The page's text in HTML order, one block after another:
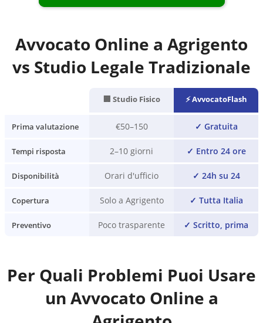
Avvocato Online a Agrigento
vs Studio Legale Tradizionale
🏢 Studio Fisico ⚡ AvvocatoFlash
Prima valutazione €50–150 ✓ Gratuita
Tempi risposta 2–10 giorni ✓ Entro 24 ore
Disponibilità Orari d'ufficio ✓ 24h su 24
Copertura Solo a Agrigento ✓ Tutta Italia
Preventivo Poco trasparente ✓ Scritto, prima
Per Quali Problemi Puoi Usare
un Avvocato Online a